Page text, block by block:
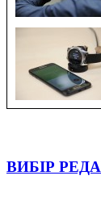
ВИБІР